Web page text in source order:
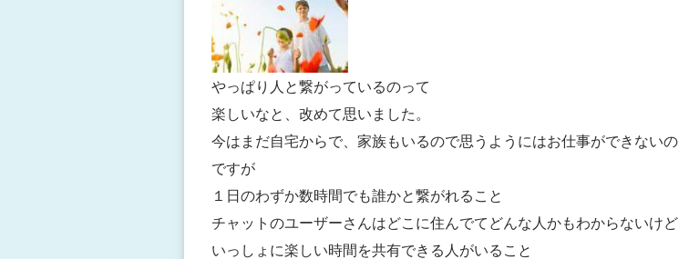
やっぱり人と繋がっているのって
楽しいなと、改めて思いました。
今はまだ自宅からで、家族もいるので思うようにはお仕事ができないの
ですが
１日のわずか数時間でも誰かと繋がれること
チャットのユーザーさんはどこに住んでてどんな人かもわからないけど
いっしょに楽しい時間を共有できる人がいること